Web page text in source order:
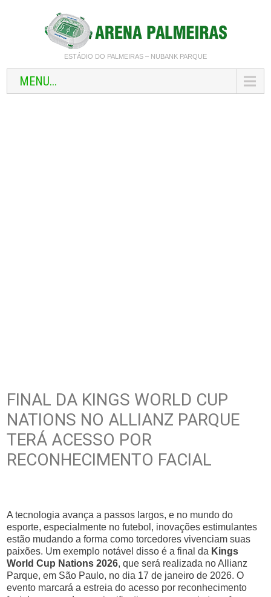
ESTÁDIO DO PALMEIRAS – NUBANK PARQUE
MENU...
FINAL DA KINGS WORLD CUP
NATIONS NO ALLIANZ PARQUE
TERÁ ACESSO POR
RECONHECIMENTO FACIAL
A tecnologia avança a passos largos, e no mundo do
esporte, especialmente no futebol, inovações estimulantes
estão mudando a forma como torcedores vivenciam suas
paixões. Um exemplo notável disso é a final da Kings
World Cup Nations 2026, que será realizada no Allianz
Parque, em São Paulo, no dia 17 de janeiro de 2026. O
evento marcará a estreia do acesso por reconhecimento